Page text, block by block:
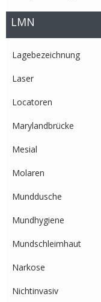
LMN
Lagebezeichnung
Laser
Locatoren
Marylandbrücke
Mesial
Molaren
Munddusche
Mundhygiene
Mundschleimhaut
Narkose
Nichtinvasiv